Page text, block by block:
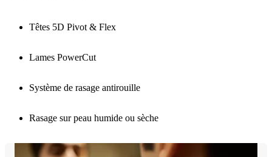
Têtes 5D Pivot & Flex
Lames PowerCut
Système de rasage antirouille
Rasage sur peau humide ou sèche